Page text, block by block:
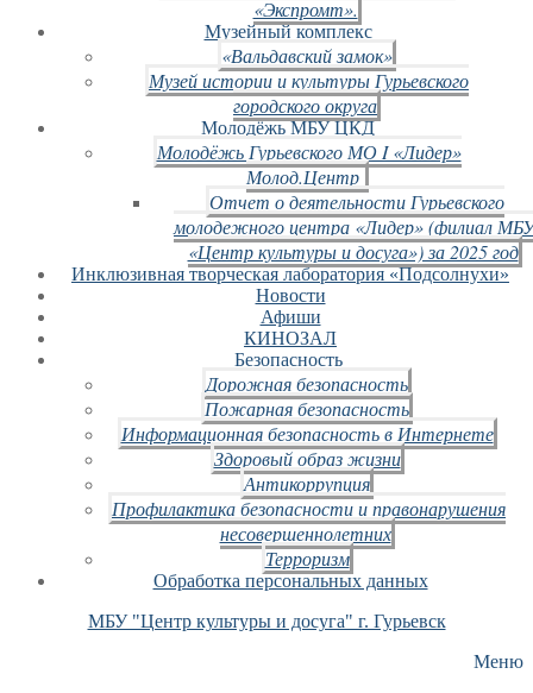
«Экспромт».
Музейный комплекс
«Вальдавский замок»
Музей истории и культуры Гурьевского
городского округа
Молодёжь МБУ ЦКД
Молодёжь Гурьевского МО I «Лидер»
Молод.Центр
Отчет о деятельности Гурьевского
молодежного центра «Лидер» (филиал
«Центр культуры и досуга») за 2025 год
Инклюзивная творческая лаборатория «Подсолнухи»
Новости
Афиши
КИНОЗАЛ
Безопасность
Дорожная безопасность
Пожарная безопасность
Информационная безопасность в Интернете
Здоровый образ жизни
Антикоррупция
Профилактика безопасности и правонарушения
несовершеннолетних
Терроризм
Обработка персональных данных
МБУ "Центр культуры и досуга" г. Гурьевск
Меню